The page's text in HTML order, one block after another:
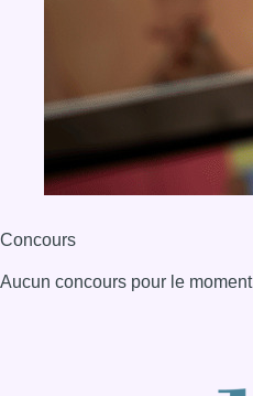
Concours
Aucun concours pour le moment